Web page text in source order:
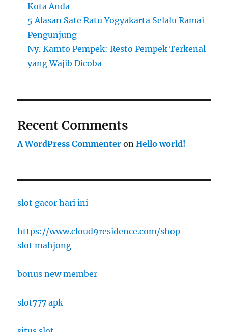
Kota Anda
5 Alasan Sate Ratu Yogyakarta Selalu Ramai
Pengunjung
Ny. Kamto Pempek: Resto Pempek Terkenal
yang Wajib Dicoba
Recent Comments
A WordPress Commenter onHello world!
slot gacor hari ini
https://www.cloud9residence.com/shop
slot mahjong
bonus new member
slot777 apk